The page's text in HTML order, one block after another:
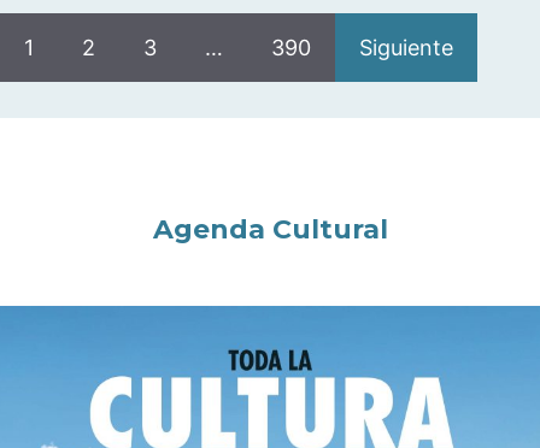
1 2 3 … 390 Siguiente
Agenda Cultural